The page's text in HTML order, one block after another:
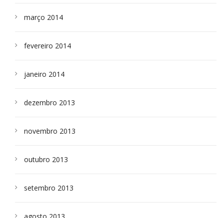
março 2014
fevereiro 2014
janeiro 2014
dezembro 2013
novembro 2013
outubro 2013
setembro 2013